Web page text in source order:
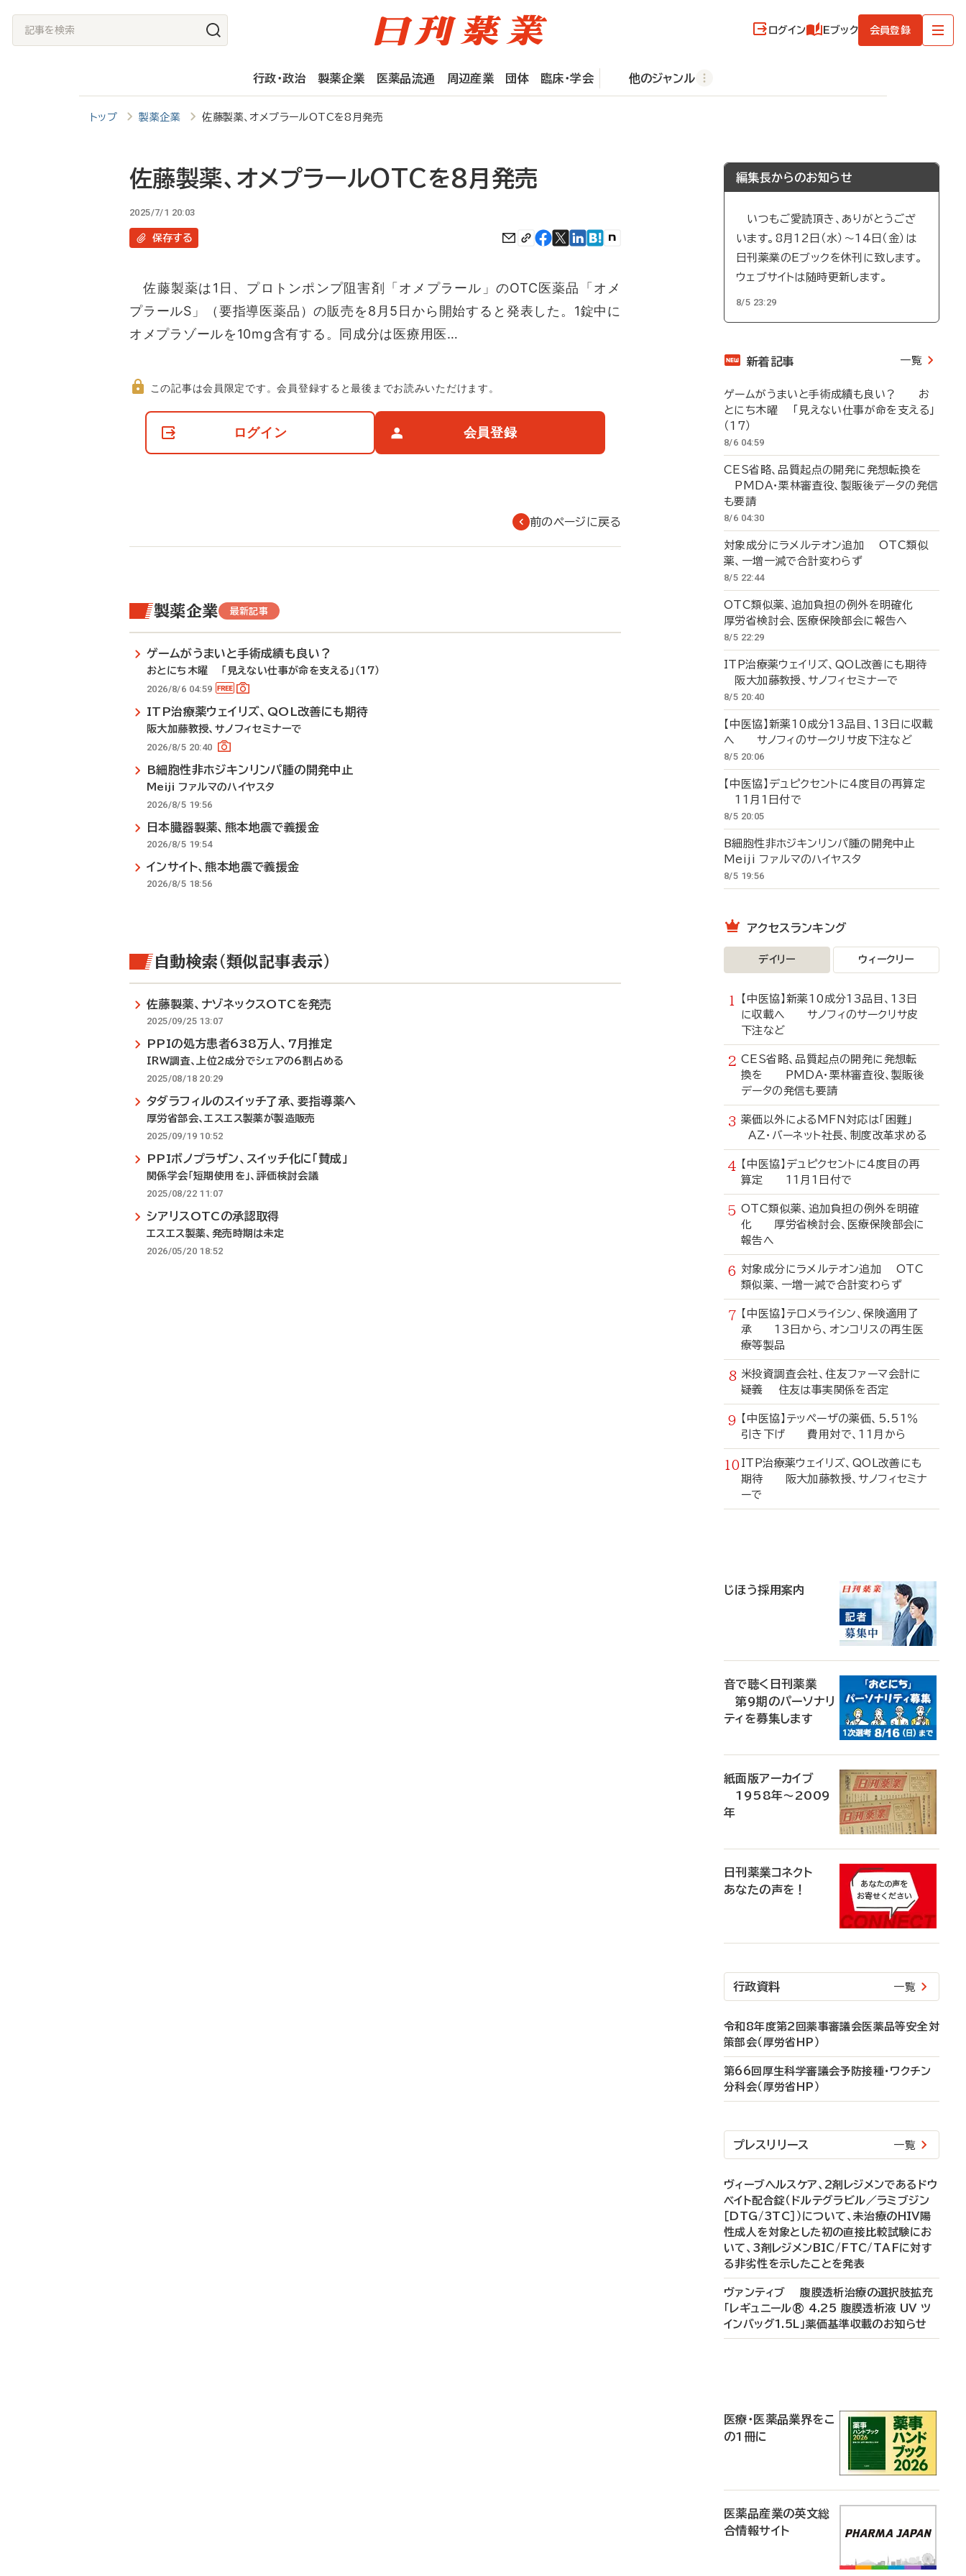
記
事
ログイン Eブック 会員登録
行政・政治 製薬企業 医薬品流通 周辺産業 団体 臨床・学会 他のジャンル
トップ 製薬企業 佐藤製薬、オメプラールOTCを8月発売
佐藤製薬、オメプラールOTCを8月発売
2025/7/1 20:03
保存する
佐藤製薬は1日、プロトンポンプ阻害剤「オメプラール」のOTC医薬品「オメ
プラールS」（要指導医薬品）の販売を8月5日から開始すると発表した。1錠中に
オメプラゾールを10mg含有する。同成分は医療用医…
て
この記事は会員限定です。会員登録すると最後までお読みいただけます。
ログイン 会員登録
前のページに戻る
製薬企業 最新記事
ゲームがうまいと手術成績も良い？
おとにち木曜 「見えない仕事が命を支える」（17）
2026/8/6 04:59
ITP治療薬ウェイリズ、QOL改善にも期待
阪大加藤教授、サノフィセミナーで
2026/8/5 20:40
B細胞性非ホジキンリンパ腫の開発中止
Meiji ファルマのハイヤスタ
2026/8/5 19:56
日本臓器製薬、熊本地震で義援金
2026/8/5 19:54
インサイト、熊本地震で義援金
2026/8/5 18:56
自動検索（類似記事表示）
佐藤製薬、ナゾネックスOTCを発売
2025/09/25 13:07
PPIの処方患者638万人、7月推定
IRW調査、上位2成分でシェアの6割占める
2025/08/18 20:29
タダラフィルのスイッチ了承、要指導薬へ
厚労省部会、エスエス製薬が製造販売
2025/09/19 10:52
PPIボノプラザン、スイッチ化に「賛成」
関係学会「短期使用を」、評価検討会議
2025/08/22 11:07
シアリスOTCの承認取得
エスエス製薬、発売時期は未定
2026/05/20 18:52
編集長からのお知らせ
いつもご愛読頂き、ありがとうござ
います。8月12日（水）～14日（金）は
日刊薬業のEブックを休刊に致します。
ウェブサイトは随時更新します。
8/5 23:29
新着記事 一覧
ゲームがうまいと手術成績も良い？ お
とにち木曜 「見えない仕事が命を支える」
（17）
8/6 04:59
CES省略、品質起点の開発に発想転換を
PMDA・栗林審査役、製販後データの発信
も要請
8/6 04:30
対象成分にラメルテオン追加 OTC類似
薬、一増一減で合計変わらず
8/5 22:44
OTC類似薬、追加負担の例外を明確化
厚労省検討会、医療保険部会に報告へ
8/5 22:29
ITP治療薬ウェイリズ、QOL改善にも期待
阪大加藤教授、サノフィセミナーで
8/5 20:40
【中医協】新薬10成分13品目、13日に収載
へ サノフィのサークリサ皮下注など
8/5 20:06
【中医協】デュピクセントに4度目の再算定
11月1日付で
8/5 20:05
B細胞性非ホジキンリンパ腫の開発中止
Meiji ファルマのハイヤスタ
8/5 19:56
アクセスランキング
デイリー ウィークリー
【中医協】新薬10成分13品目、13日
に収載へ サノフィのサークリサ皮
下注など
CES省略、品質起点の開発に発想転
換を PMDA・栗林審査役、製販後
データの発信も要請
薬価以外によるMFN対応は「困難」
AZ・バーネット社長、制度改革求める
【中医協】デュピクセントに4度目の再
算定 11月1日付で
OTC類似薬、追加負担の例外を明確
化 厚労省検討会、医療保険部会に
報告へ
対象成分にラメルテオン追加 OTC
類似薬、一増一減で合計変わらず
【中医協】テロメライシン、保険適用了
承 13日から、オンコリスの再生医
療等製品
米投資調査会社、住友ファーマ会計に
疑義 住友は事実関係を否定
【中医協】テッペーザの薬価、5.51％
引き下げ 費用対で、11月から
ITP治療薬ウェイリズ、QOL改善にも
期待 阪大加藤教授、サノフィセミナ
ーで
じほう採用案内
音で聴く日刊薬業
第9期のパーソナリ
ティを募集します
紙面版アーカイブ
1958年～2009
年
日刊薬業コネクト
あなたの声を！
行政資料 一覧
令和8年度第2回薬事審議会医薬品等安全対
策部会（厚労省HP）
第66回厚生科学審議会予防接種・ワクチン
分科会（厚労省HP）
プレスリリース 一覧
ヴィーブヘルスケア、2剤レジメンであるドウ
ベイト配合錠（ドルテグラビル／ラミブジン
［DTG/3TC］）について、未治療のHIV陽
性成人を対象とした初の直接比較試験にお
いて、3剤レジメンBIC/FTC/TAFに対す
る非劣性を示したことを発表
ヴァンティブ 腹膜透析治療の選択肢拡充
「レギュニール® 4.25 腹膜透析液 UV ツ
インバッグ1.5L」薬価基準収載のお知らせ
医療・医薬品業界をこ
の1冊に
医薬品産業の英文総
合情報サイト